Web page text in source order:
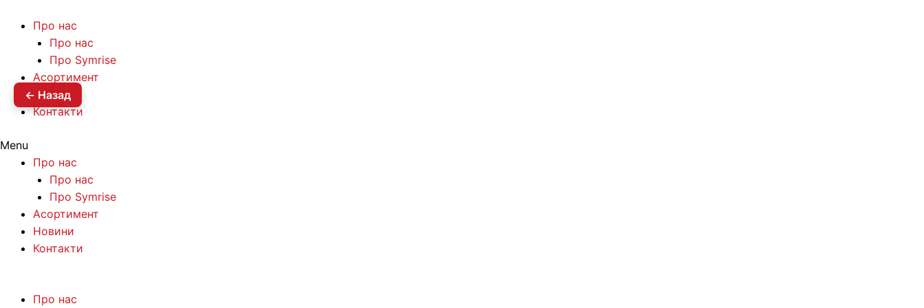
Про нас
Про нас
Про Symrise
Асортимент
Новини
Контакти
Menu
Про нас
Про нас
Про Symrise
Асортимент
Новини
Контакти
Про нас
← Назад